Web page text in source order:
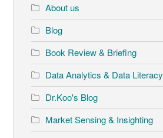
About us
Blog
Book Review & Briefing
Data Analytics & Data Literacy
Dr.Koo's Blog
Market Sensing & Insighting